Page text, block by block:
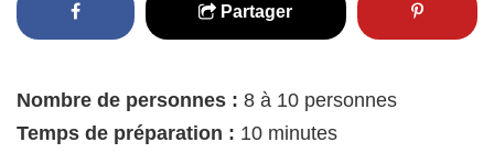
Partager
Nombre de personnes : 8 à 10 personnes
Temps de préparation : 10 minutes